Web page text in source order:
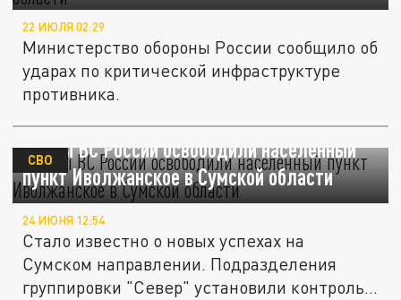
22 ИЮЛЯ 02:29
Министерство обороны России сообщило об
ударах по критической инфраструктуре
противника.
Бойцы ВС России освободили населённый
пункт Иволжанское в Сумской области
СВО
24 ИЮНЯ 12:54
Стало известно о новых успехах на
Сумском направлении. Подразделения
группировки "Север" установили контроль...